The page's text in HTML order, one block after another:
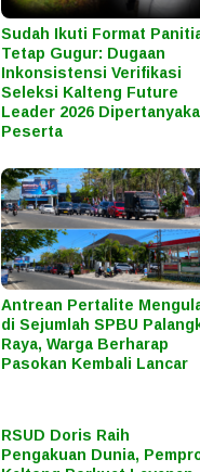
Sudah Ikuti Format
Tetap Gugur: Dugaan
Inkonsistensi Verifikasi
Seleksi Kalteng Future
Leader 2026
Peserta
Antrean Pertalite
di Sejumlah SPBU
Raya, Warga Berharap
Pasokan Kembali Lancar
RSUD Doris Raih
Pengakuan Dunia,